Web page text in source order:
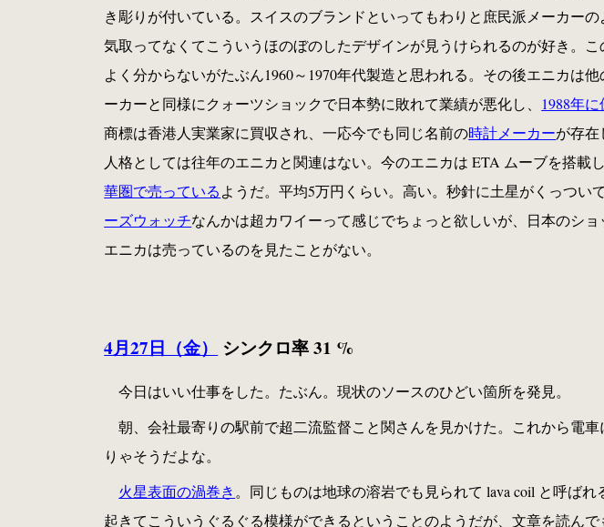
き彫りが付いている。スイスのブランドといってもわりと庶民派メーカーの
気取ってなくてこういうほのぼのしたデザインが見うけられるのが好き。
よく分からないがたぶん1960～1970年代製造と思われる。その後エニカは
ーカーと同様にクォーツショックで日本勢に敗れて業績が悪化し、 1988年
商標は香港人実業家に買収され、一応今でも同じ名前の時計メーカーが存
人格としては往年のエニカと関連はない。今のエニカは ETA ムーブを搭載
華圏で売っているようだ。平均5万円くらい。高い。秒針に土星がくっつい
ーズウォッチなんかは超カワイーって感じでちょっと欲しいが、日本のシ
エニカは売っているのを見たことがない。
4月27日（金） シンクロ率 31 %
今日はいい仕事をした。たぶん。現状のソースのひどい箇所を発見。
朝、会社最寄りの駅前で超二流監督こと関さんを見かけた。これから電
りゃそうだよな。
火星表面の渦巻き 。同じものは地球の溶岩でも見られて lava coil と呼ば
起きてこういうぐるぐる模様ができるということのようだが、文章を読ん